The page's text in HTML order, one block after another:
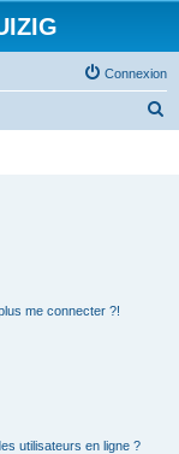
Connexion
me connecter ?!
utilisateurs en ligne ?